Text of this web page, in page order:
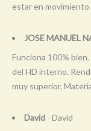
estar en movimiento
JOSE MANUEL
Funciona 100%
del HD interno.
muy superior.
David - David